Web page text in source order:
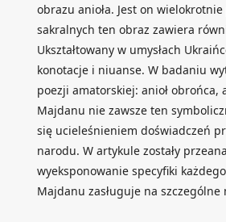
obrazu anioła. Jest on
sakralnych ten obraz zawiera
Ukształtowany w umysłach
konotacje i niuanse. W badaniu
poezji amatorskiej: anioł obrońca,
Majdanu nie zawsze ten
się ucieleśnieniem doświadczeń
narodu. W artykule zostały
wyeksponowanie specyfiki
Majdanu zasługuje na